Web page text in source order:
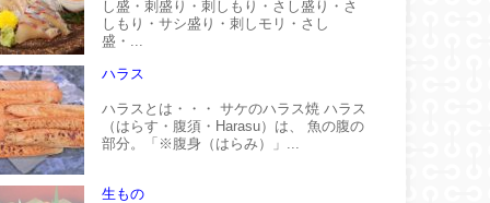
し盛・刺盛り・刺しもり・さし盛り・さ
しもり・サシ盛り・刺しモリ・さし
盛・...
ハラス
ハラスとは・・・ サケのハラス焼 ハラス
（はらす・腹須・Harasu）は、 魚の腹の
部分。「※腹身（はらみ）」...
生もの